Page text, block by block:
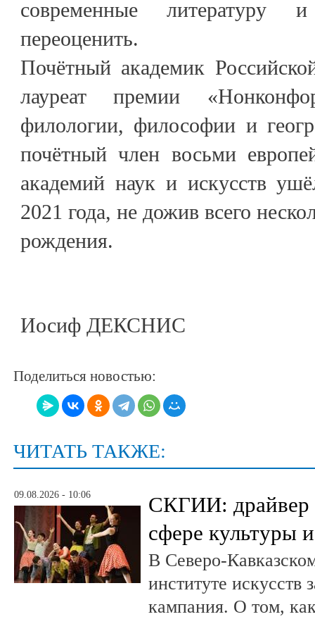
современные литературу
переоценить.
Почётный академик
лауреат премии
филологии, философии и
почётный член восьми
академий наук и искусств
2021 года, не дожив всего
рождения.
Иосиф ДЕКСНИС
Поделиться новостью:
ЧИТАТЬ ТАКЖЕ:
09.08.2026 - 10:06
СКГИИ: драйвер
сфере культуры
В Северо-
институте искусств
кампания. О том,